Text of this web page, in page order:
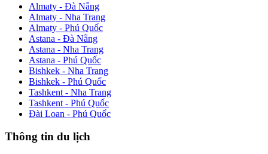
Almaty - Đà Nẵng
Almaty - Nha Trang
Almaty - Phú Quốc
Astana - Đà Nẵng
Astana - Nha Trang
Astana - Phú Quốc
Bishkek - Nha Trang
Bishkek - Phú Quốc
Tashkent - Nha Trang
Tashkent - Phú Quốc
Đài Loan - Phú Quốc
Thông tin du lịch